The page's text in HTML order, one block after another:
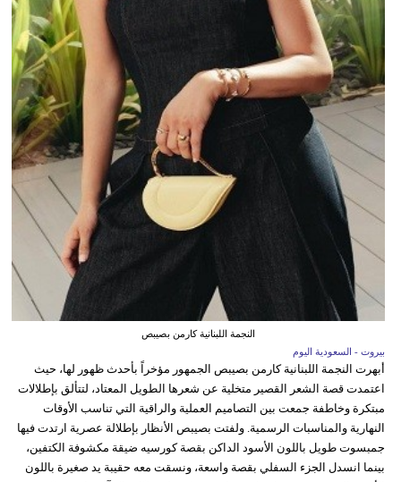
النجمة اللبنانية كارمن بصيبص
بيروت - السعودية اليوم
أبهرت النجمة اللبنانية كارمن بصيبص الجمهور مؤخراً بأحدث ظهور لها، حيث
اعتمدت قصة الشعر القصير متخلية عن شعرها الطويل المعتاد، لتتألق بإطلالات
مبتكرة وخاطفة جمعت بين التصاميم العملية والراقية التي تناسب الأوقات
النهارية والمناسبات الرسمية. ولفتت بصيبص الأنظار بإطلالة عصرية ارتدت فيها
جمبسوت طويل باللون الأسود الداكن بقصة كورسيه ضيقة مكشوفة الكتفين،
بينما انسدل الجزء السفلي بقصة واسعة، ونسقت معه حقيبة يد صغيرة باللون